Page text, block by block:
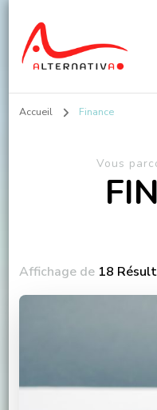
Alternativa
Accueil Finance
Vous
Affichage de 18